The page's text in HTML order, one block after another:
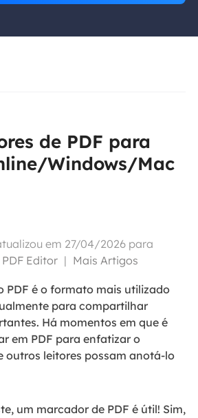
de PDF para
Windows/Mac
em 27/04/2026 para
Editor | Mais Artigos
PDF é o formato mais utilizado
para compartilhar
Há momentos em que é
em PDF para enfatizar o
outros leitores possam anotá-lo
um marcador de PDF é útil! Sim,